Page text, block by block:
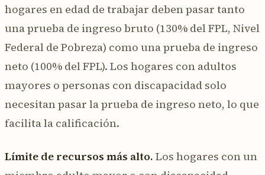
hogares en edad de trabajar deben pasar tanto
una prueba de ingreso bruto (130% del FPL, Nivel
Federal de Pobreza) como una prueba de ingreso
neto (100% del FPL). Los hogares con adultos
mayores o personas con discapacidad solo
necesitan pasar la prueba de ingreso neto, lo que
facilita la calificación.
Límite de recursos más alto. Los hogares con un